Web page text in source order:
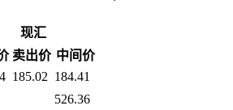
现汇
卖出价 中间价
185.02 184.41
526.36